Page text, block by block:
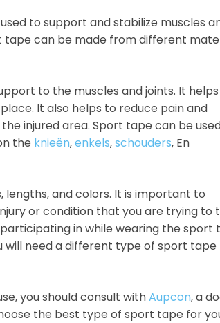
to support and stabilize muscles
tape can be made from different
to the muscles and joints. It
It also helps to reduce pain and
injured area. Sport tape can be
the knieën,enkels,schouders, En
and colors. It is important to
or condition that you are trying to
in while wearing the sport
will need a different type of sport
you should consult withAupcon, a
the best type of sport tape for